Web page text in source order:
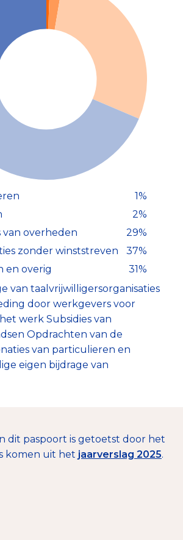
(1%)
zijn als volgt
€ 7.719
1%
2%
van overheden
29%
zonder winststreven
37%
en overig
31%
van taalvrijwilligersorganisaties
door werkgevers voor
werk Subsidies van
Opdrachten van de
van particulieren en
eigen bijdrage van
dit paspoort is getoetst door het
komen uit het jaarverslag 2025.